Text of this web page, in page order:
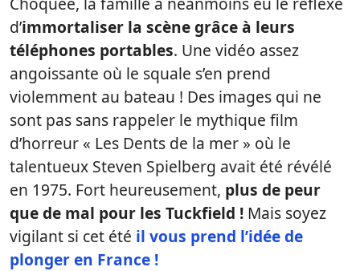
d’immortaliser la scène grâce à leurs
téléphones portables. Une vidéo assez
angoissante où le squale s’en prend
violemment au bateau ! Des images qui ne
sont pas sans rappeler le mythique film
d’horreur « Les Dents de la mer » où le
talentueux Steven Spielberg avait été révélé
en 1975. Fort heureusement, plus de peur
que de mal pour les Tuckfield ! Mais soyez
vigilant si cet été il vous prend l’idée de
plonger en France !